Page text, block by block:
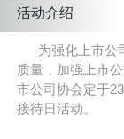
活动介绍
为强化上市公
质量，加强上市
市公司协会定于
接待⽇活动。